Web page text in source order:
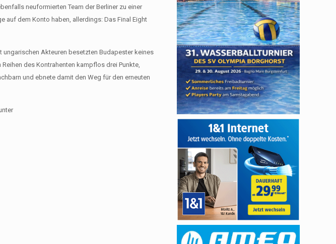
neuformierten Team der Berliner zu einer
auf dem Konto haben, allerdings: Das Final Eight
Akteuren besetzten Budapester keines
des Kontrahenten kampflos drei Punkte,
und ebnete damit den Weg für den erneuten